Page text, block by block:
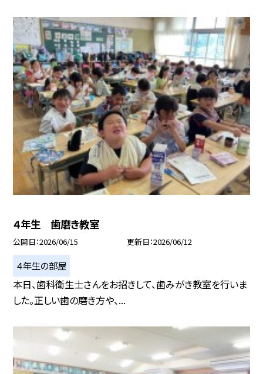
４年生 歯磨き教室
公開日 2026/06/15 更新日 2026/06/12
４年生の部屋
本日、歯科衛生士さんをお招きして、歯みがき教室を行いま
した。正しい歯の磨き方や、...